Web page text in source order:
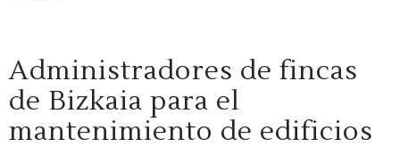
Administradores de fincas
de Bizkaia para el
mantenimiento de edificios